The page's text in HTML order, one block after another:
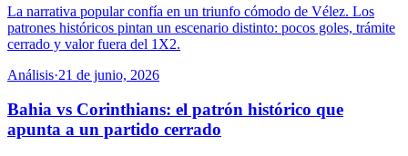
La narrativa popular confía en un triunfo cómodo de Vélez. Los
patrones históricos pintan un escenario distinto: pocos goles, trámite
cerrado y valor fuera del 1X2.
Análisis·21 de junio, 2026
Bahia vs Corinthians: el patrón histórico que
apunta a un partido cerrado